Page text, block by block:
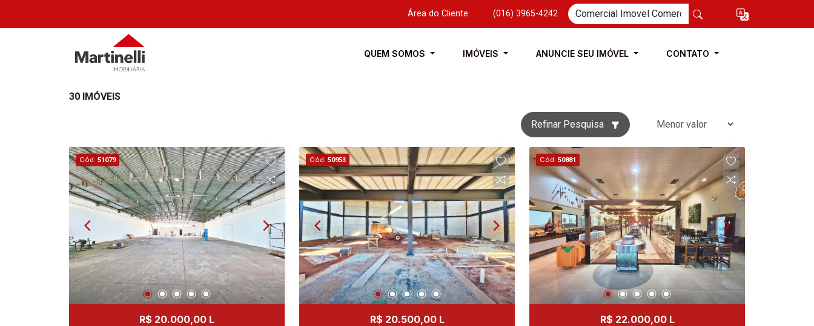
Área do Cliente (016) 3965-4242
QUEM SOMOS IMÓVEIS ANUNCIE SEU IMÓVEL CONTATO
30 IMÓVEIS
Refinar Pesquisa
Cód. 51079
R$ 20.000,00 L
Cód. 50953
R$ 20.500,00 L
Cód. 50881
R$ 22.000,00 L